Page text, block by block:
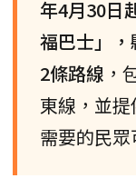
年4月30日
福巴士」
2條路線 ，
東線，並
需要的民眾